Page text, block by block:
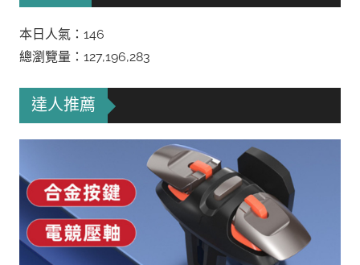
本日人氣：146
總瀏覽量：127,196,283
達人推薦